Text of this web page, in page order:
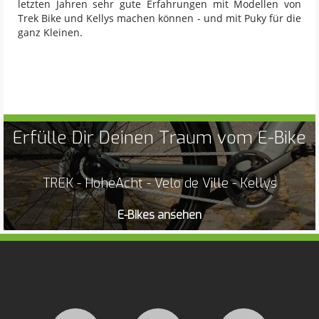
letzten Jahren sehr gute Erfahrungen mit Modellen von
Trek Bike und Kellys machen können - und mit Puky für die
ganz Kleinen.
Erfülle Dir Deinen Traum vom E-Bike
TREK - HoheAcht - Velo de Ville - Kellys
E-Bikes ansehen